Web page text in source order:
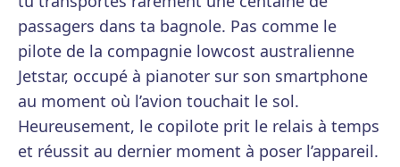
passagers dans ta bagnole. Pas comme le
pilote de la compagnie lowcost australienne
Jetstar, occupé à pianoter sur son smartphone
au moment où l’avion touchait le sol.
Heureusement, le copilote prit le relais à temps
et réussit au dernier moment à poser l’appareil.